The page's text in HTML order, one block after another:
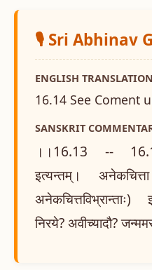
🎙️ Sri Abhinav
ENGLISH TRANSLATION
16.14 See Coment
SANSKRIT
।।16.13 --
इत्यन्तम्।
निरये? अवीच्यादौ?